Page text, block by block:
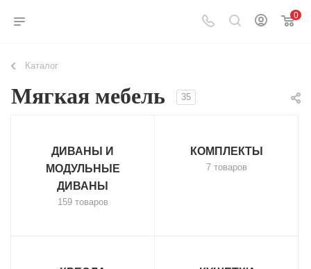
0
Каталог
Мягкая мебель 35
ДИВАНЫ И
МОДУЛЬНЫЕ
ДИВАНЫ
159 товаров
КОМПЛЕКТЫ
7 товаров